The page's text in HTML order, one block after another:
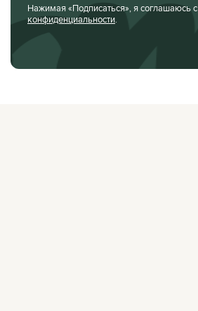
Нажимая «Подписаться», я соглашаюсь с
конфиденциальности.